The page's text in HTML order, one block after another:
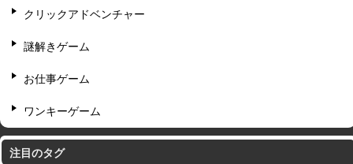
クリックアドベンチャー
謎解きゲーム
お仕事ゲーム
ワンキーゲーム
注目のタグ